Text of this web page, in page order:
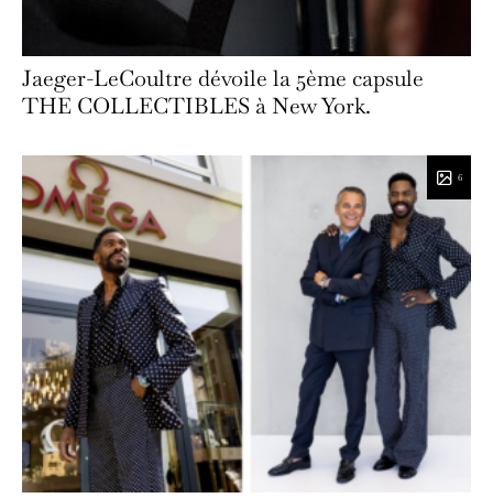
Jaeger-LeCoultre dévoile la 5ème capsule
THE COLLECTIBLES à New York.
6